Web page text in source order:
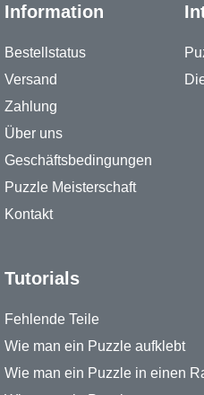
Information
Bestellstatus
Versand
Zahlung
Über uns
Geschäftsbedingungen
Puzzle Meisterschaft
Kontakt
Tutorials
Fehlende Teile
Wie man ein Puzzle aufklebt
Wie man ein Puzzle in einen